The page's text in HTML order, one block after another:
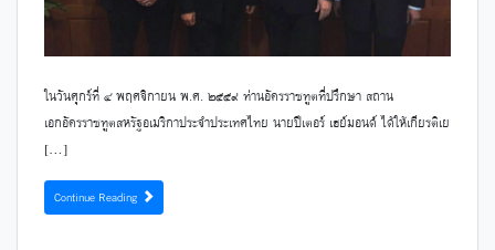
ในวันศุกร์ที่ ๔ พฤศจิกายน พ.ศ. ๒๕๕๙ ท่านอัครราชทูตที่ปรึกษา สถาน
เอกอัครราชทูตสหรัฐอเมริกาประจำประเทศไทย นายปีเตอร์ เฮย์มอนด์ ได้ให้เกียรติเย
[…]
Continue Reading